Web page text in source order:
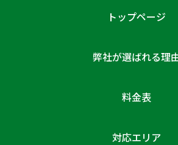
トップページ
弊社が選ばれる理
料金表
対応エリア